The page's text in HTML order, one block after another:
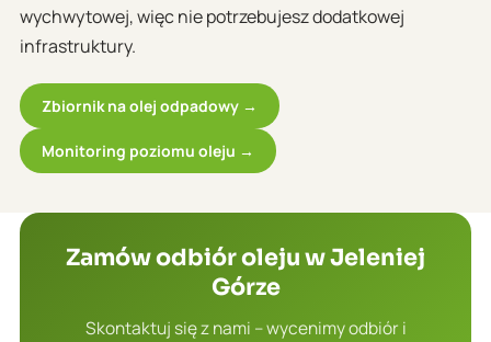
wychwytowej, więc nie potrzebujesz dodatkowej
infrastruktury.
Zbiornik na olej odpadowy →
Monitoring poziomu oleju →
Zamów odbiór oleju w Jeleniej
Górze
Skontaktuj się z nami – wycenimy odbiór i